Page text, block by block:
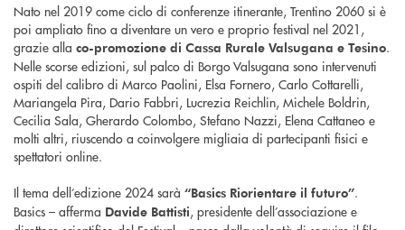
Nato nel 2019 come ciclo di conferenze itinerante, Trentino 2060 si è
poi ampliato fino a diventare un vero e proprio festival nel 2021,
grazie alla co-promozione di Cassa Rurale Valsugana e Tesino.
Nelle scorse edizioni, sul palco di Borgo Valsugana sono intervenuti
ospiti del calibro di Marco Paolini, Elsa Fornero, Carlo Cottarelli,
Mariangela Pira, Dario Fabbri, Lucrezia Reichlin, Michele Boldrin,
Cecilia Sala, Gherardo Colombo, Stefano Nazzi, Elena Cattaneo e
molti altri, riuscendo a coinvolgere migliaia di partecipanti fisici e
spettatori online.
Il tema dell’edizione 2024 sarà “Basics Riorientare il futuro”.
Basics – afferma Davide Battisti, presidente dell’associazione e